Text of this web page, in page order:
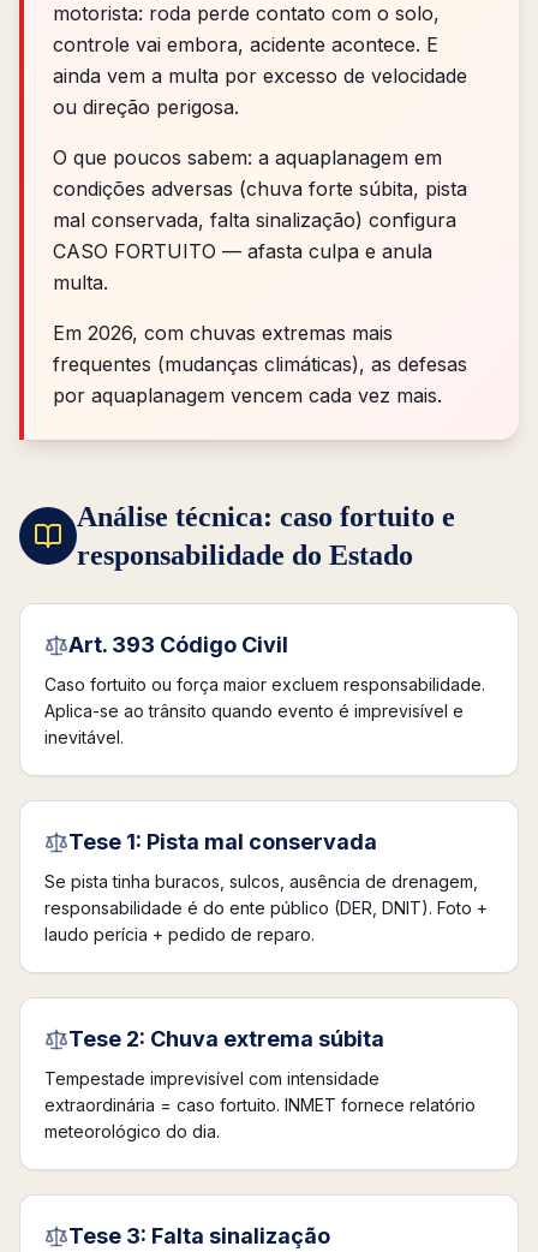
motorista: roda perde contato com o solo,
controle vai embora, acidente acontece. E
ainda vem a multa por excesso de velocidade
ou direção perigosa.
O que poucos sabem: a aquaplanagem em
condições adversas (chuva forte súbita, pista
mal conservada, falta sinalização) configura
CASO FORTUITO — afasta culpa e anula
multa.
Em 2026, com chuvas extremas mais
frequentes (mudanças climáticas), as defesas
por aquaplanagem vencem cada vez mais.
Análise técnica: caso fortuito e
responsabilidade do Estado
Art. 393 Código Civil
Caso fortuito ou força maior excluem responsabilidade.
Aplica-se ao trânsito quando evento é imprevisível e
inevitável.
Tese 1: Pista mal conservada
Se pista tinha buracos, sulcos, ausência de drenagem,
responsabilidade é do ente público (DER, DNIT). Foto +
laudo perícia + pedido de reparo.
Tese 2: Chuva extrema súbita
Tempestade imprevisível com intensidade
extraordinária = caso fortuito. INMET fornece relatório
meteorológico do dia.
Tese 3: Falta sinalização